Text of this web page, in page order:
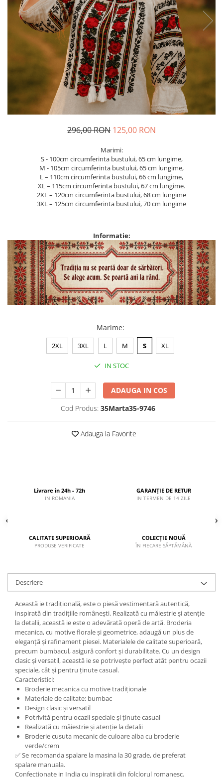
Tricouri
Treninguri
Ii traditionale
Rochii traditionale
Rochii Elegante
Costume populare
Fote & Catrinte
Jucarii
296,00 RON 125,00 RON
Marimi:
S - 100cm circumferinta bustului, 65 cm lungime,
M - 105cm circumferinta bustului, 65 cm lungime,
L – 110cm circumferinta bustului, 66 cm lungime,
XL – 115cm circumferinta bustului, 67 cm lungime.
2XL – 120cm circumferinta bustului, 68 cm lungime
3XL – 125cm circumferinta bustului, 70 cm lungime
Informatie:
Marime:
2XL 3XL L M S XL
IN STOC
ADAUGA IN COS
Cod Produs: 35Marta35-9746
Adauga la Favorite
Livrare in 24h - 72h
IN ROMANIA
GARANȚIE DE RETUR
IN TERMEN DE 14 ZILE
CALITATE SUPERIOARĂ
PRODUSE VERIFICATE
COLECȚIE NOUĂ
ÎN FIECARE SĂPTĂMÂNĂ
Descriere
Această ie tradițională, este o piesă vestimentară autentică,
inspirată din tradițiile românești. Realizată cu măiestrie și atenție
la detalii, această ie este o adevărată operă de artă. Broderia
mecanica, cu motive florale și geometrice, adaugă un plus de
eleganță și rafinament piesei. Materialele de calitate superioară,
precum bumbacul, asigură confort și durabilitate. Cu un design
clasic și versatil, această ie se potrivește perfect atât pentru ocazii
speciale, cât și pentru ținute casual.
Caracteristici:
Broderie mecanica cu motive tradiționale
Materiale de calitate: bumbac
Design clasic și versatil
Potrivită pentru ocazii speciale și ținute casual
Realizată cu măiestrie și atenție la detalii
Broderie cusuta mecanic de culoare alba cu broderie
verde/crem
✅ Se recomanda spalare la masina la 30 grade, de preferat
spalare manuala.
Confectionate in India cu inspiratii din folclorul romanesc.